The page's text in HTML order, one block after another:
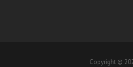
Copyright ©